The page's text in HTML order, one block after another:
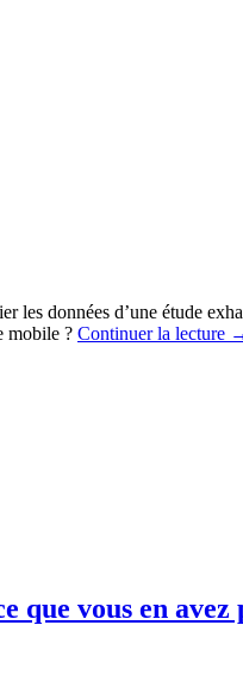
les données d’une étude
mobile ? Continuer la lecture
que vous en avez